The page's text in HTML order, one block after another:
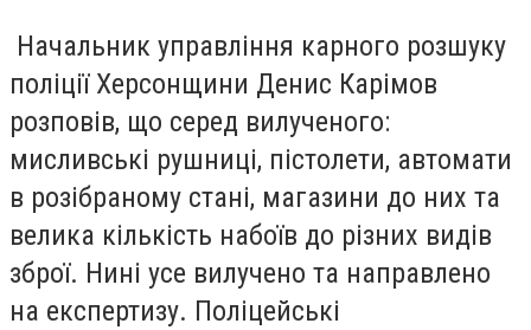
Начальник управління карного розшуку
поліції Херсонщини Денис Карімов
розповів, що серед вилученого:
мисливські рушниці, пістолети, автомати
в розібраному стані, магазини до них та
велика кількість набоїв до різних видів
зброї. Нині усе вилучено та направлено
на експертизу. Поліцейські